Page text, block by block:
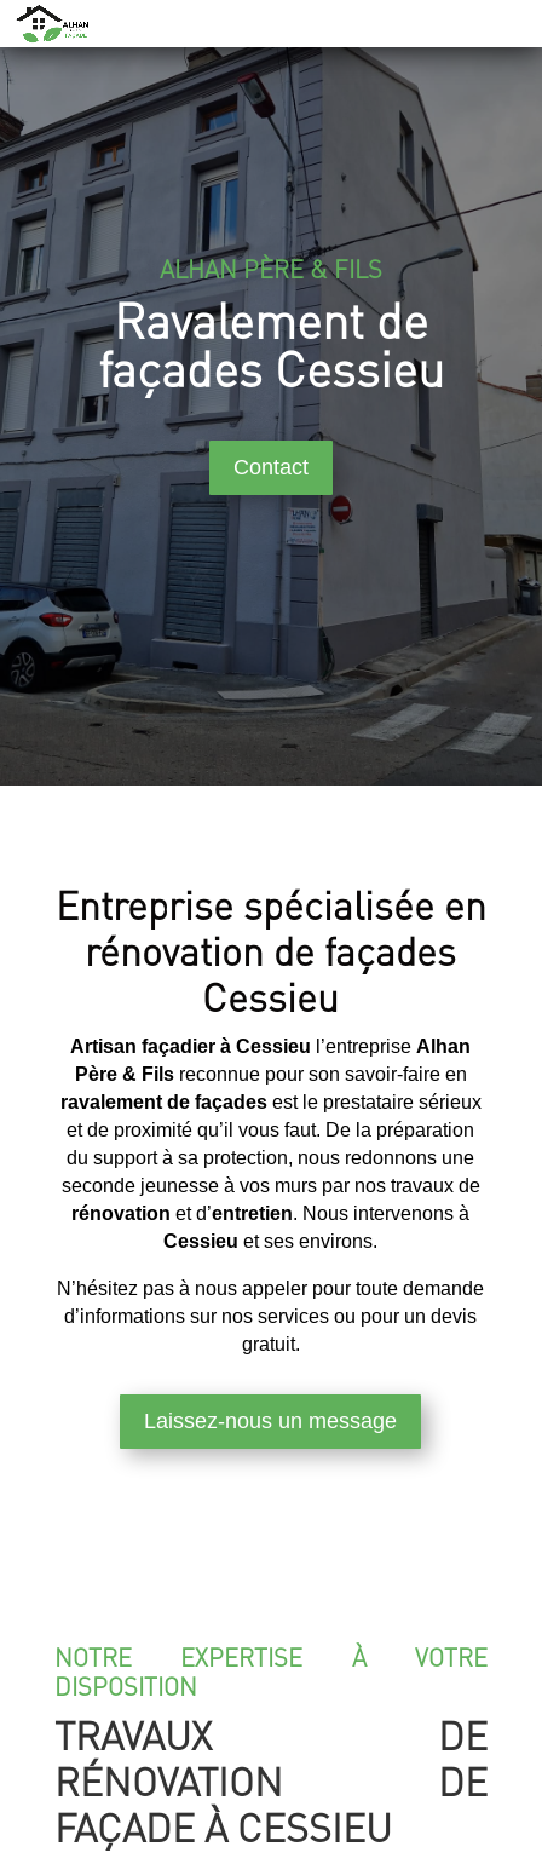
ALHAN PÈRE & FILS
Ravalement de
façades Cessieu
Contact
Entreprise spécialisée en
rénovation de façades
Cessieu
Artisan façadier à Cessieu l’entrepriseAlhan
Père & Filsreconnue pour son savoir-faire en
ravalement de façadesest le prestataire sérieux
et de proximité qu’il vous faut. De la préparation
du support à sa protection, nous redonnons une
seconde jeunesse à vos murs par nos travaux de
rénovation et d’entretien. Nous intervenons à
Cessieu et ses environs.
N’hésitez pas à nous appeler pour toute demande
d’informations sur nos services ou pour un devis
gratuit.
Laissez-nous un message
NOTRE EXPERTISE À VOTRE
DISPOSITION
TRAVAUX DE
RÉNOVATION DE
FAÇADE À CESSIEU